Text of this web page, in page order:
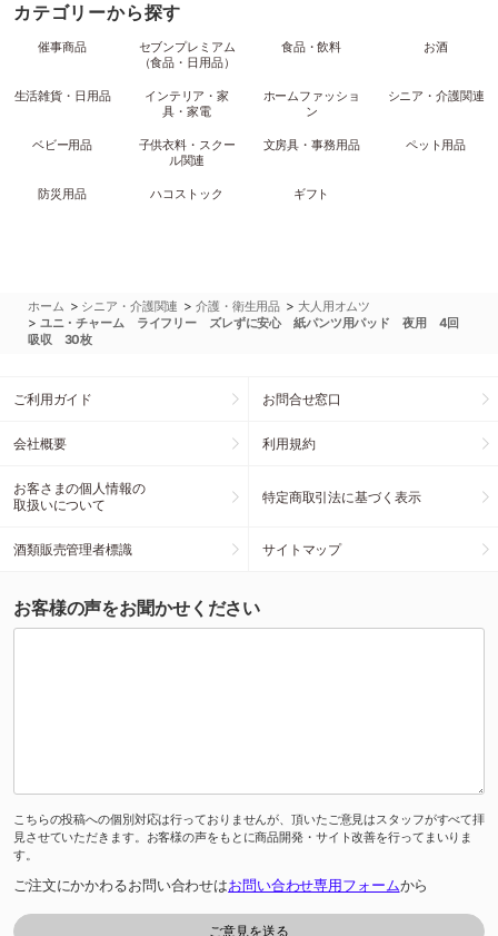
カテゴリーから探す
催事商品
セブンプレミアム
（食品・日用品）
食品・飲料 お酒
生活雑貨・日用品
インテリア・家
具・家電
ホームファッショ
ン
シニア・介護関連
ベビー用品
子供衣料・スクー
ル関連
文房具・事務用品 ペット用品
防災用品 ハコストック ギフト
ホーム > シニア・介護関連 >介護・衛生用品 > 大人用オムツ
> ユニ・チャーム ライフリー ズレずに安心 紙パンツ用パッド 夜用 4回
吸収 30枚
ご利用ガイド お問合せ窓口
会社概要 利用規約
お客さまの個人情報の
取扱いについて
特定商取引法に基づく表示
酒類販売管理者標識 サイトマップ
お客様の声をお聞かせください
こちらの投稿への個別対応は行っておりませんが、頂いたご意見はスタッフがすべて拝
見させていただきます。お客様の声をもとに商品開発・サイト改善を行ってまいりま
す。
ご注文にかかわるお問い合わせはお問い合わせ専用フォームから